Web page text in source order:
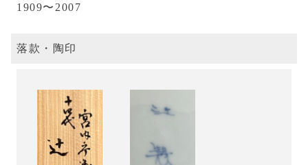
1909〜2007
落款・陶印